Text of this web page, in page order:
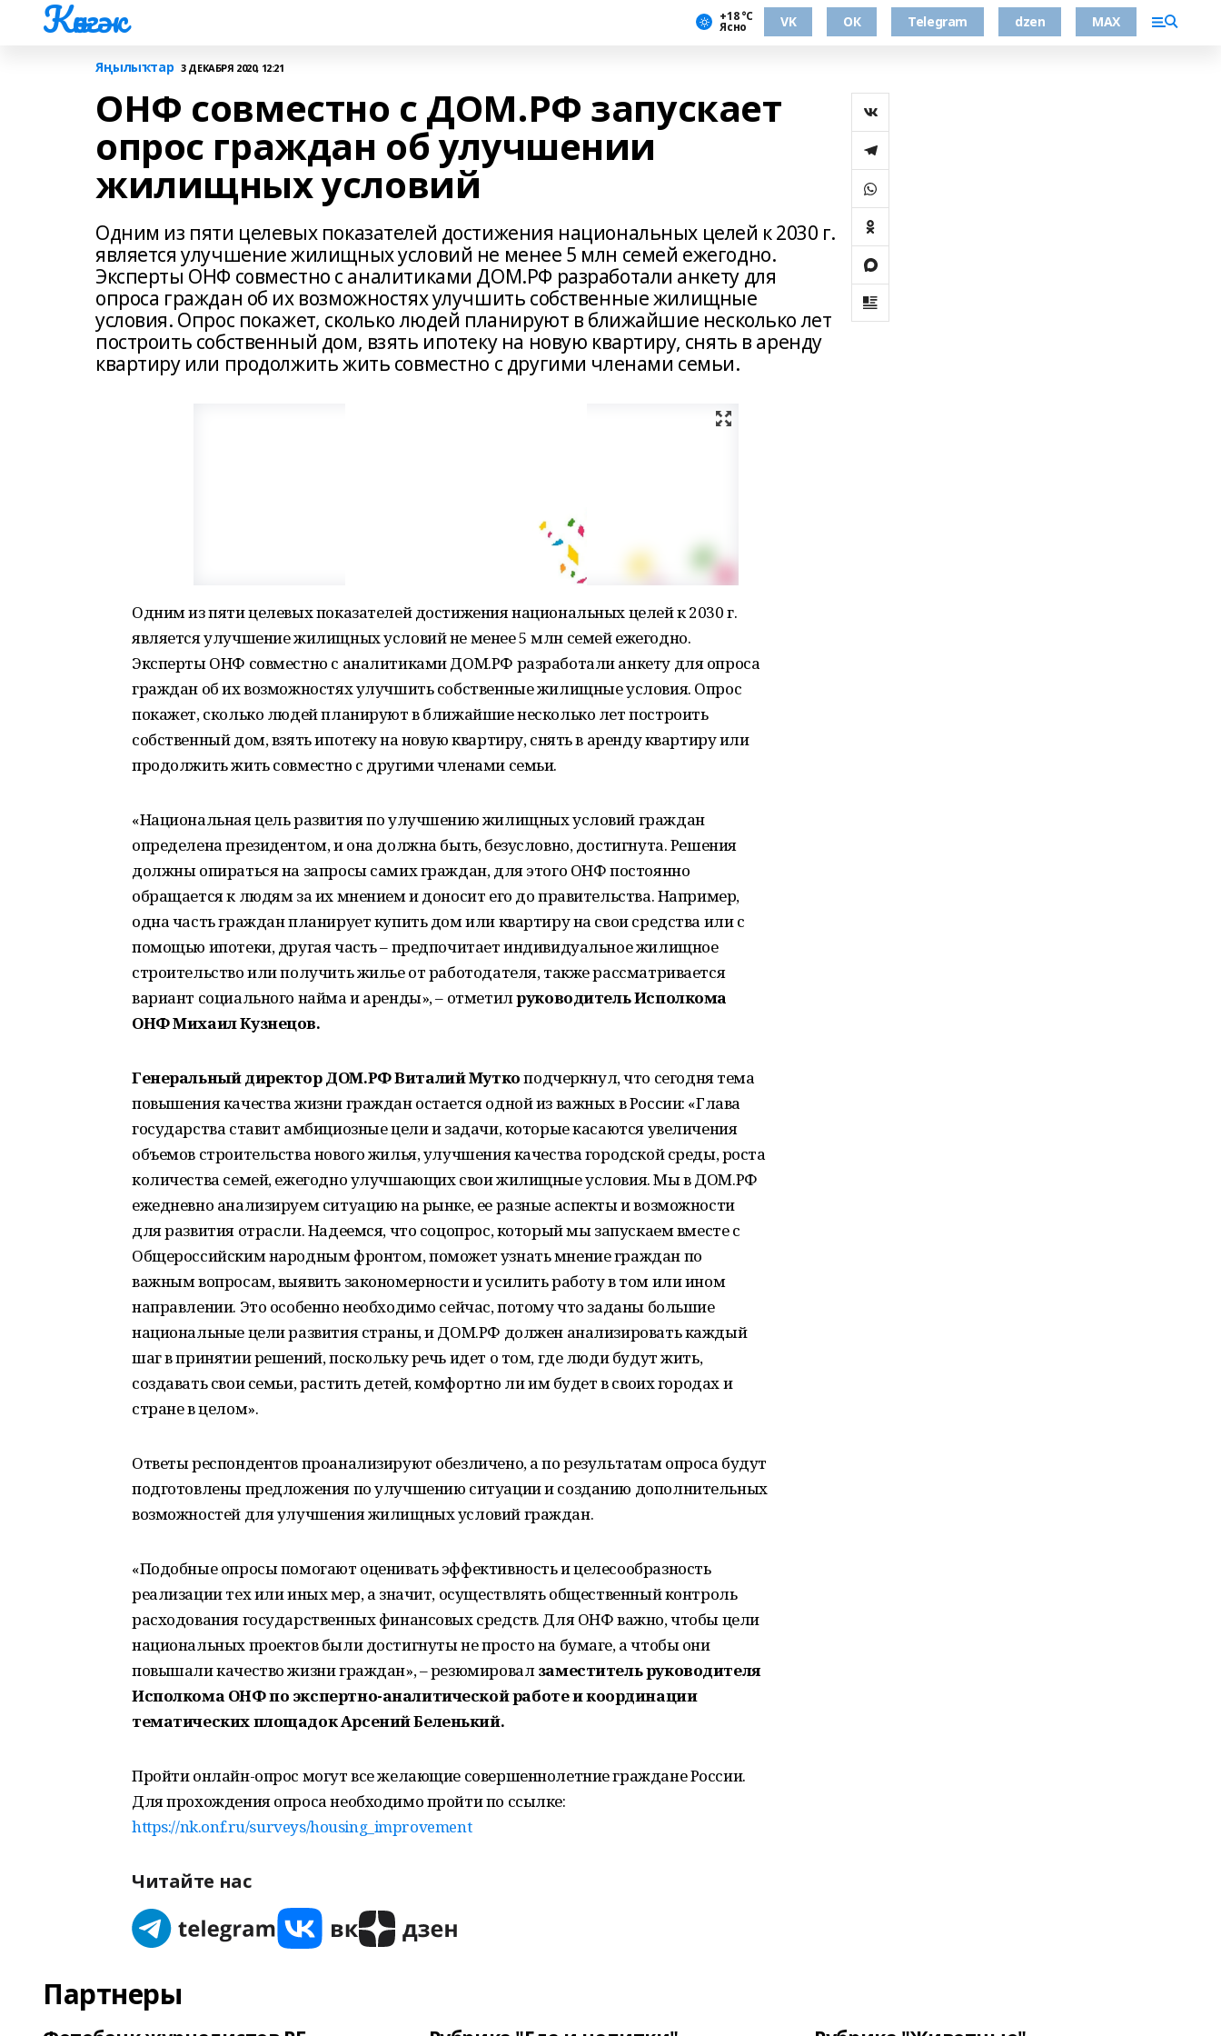
Көнгәк +18 °С
Ясно VK ОК Telegram dzen MAX
Яңылыҡтар 3 ДЕКАБРЯ 2020, 12:21
ОНФ совместно с ДОМ.РФ запускает
опрос граждан об улучшении
жилищных условий
Одним из пяти целевых показателей достижения национальных целей к 2030 г.
является улучшение жилищных условий не менее 5 млн семей ежегодно.
Эксперты ОНФ совместно с аналитиками ДОМ.РФ разработали анкету для
опроса граждан об их возможностях улучшить собственные жилищные
условия. Опрос покажет, сколько людей планируют в ближайшие несколько лет
построить собственный дом, взять ипотеку на новую квартиру, снять в аренду
квартиру или продолжить жить совместно с другими членами семьи.
Одним из пяти целевых показателей достижения национальных целей к 2030 г.
является улучшение жилищных условий не менее 5 млн семей ежегодно.
Эксперты ОНФ совместно с аналитиками ДОМ.РФ разработали анкету для опроса
граждан об их возможностях улучшить собственные жилищные условия. Опрос
покажет, сколько людей планируют в ближайшие несколько лет построить
собственный дом, взять ипотеку на новую квартиру, снять в аренду квартиру или
продолжить жить совместно с другими членами семьи.
«Национальная цель развития по улучшению жилищных условий граждан
определена президентом, и она должна быть, безусловно, достигнута. Решения
должны опираться на запросы самих граждан, для этого ОНФ постоянно
обращается к людям за их мнением и доносит его до правительства. Например,
одна часть граждан планирует купить дом или квартиру на свои средства или с
помощью ипотеки, другая часть – предпочитает индивидуальное жилищное
строительство или получить жилье от работодателя, также рассматривается
вариант социального найма и аренды», – отметилруководитель Исполкома
ОНФ Михаил Кузнецов.
Генеральный директор ДОМ.РФ Виталий Муткоподчеркнул, что сегодня тема
повышения качества жизни граждан остается одной из важных в России: «Глава
государства ставит амбициозные цели и задачи, которые касаются увеличения
объемов строительства нового жилья, улучшения качества городской среды, роста
количества семей, ежегодно улучшающих свои жилищные условия. Мы в ДОМ.РФ
ежедневно анализируем ситуацию на рынке, ее разные аспекты и возможности
для развития отрасли. Надеемся, что соцопрос, который мы запускаем вместе с
Общероссийским народным фронтом, поможет узнать мнение граждан по
важным вопросам, выявить закономерности и усилить работу в том или ином
направлении. Это особенно необходимо сейчас, потому что заданы большие
национальные цели развития страны, и ДОМ.РФ должен анализировать каждый
шаг в принятии решений, поскольку речь идет о том, где люди будут жить,
создавать свои семьи, растить детей, комфортно ли им будет в своих городах и
стране в целом».
Ответы респондентов проанализируют обезличено, а по результатам опроса будут
подготовлены предложения по улучшению ситуации и созданию дополнительных
возможностей для улучшения жилищных условий граждан.
«Подобные опросы помогают оценивать эффективность и целесообразность
реализации тех или иных мер, а значит, осуществлять общественный контроль
расходования государственных финансовых средств. Для ОНФ важно, чтобы цели
национальных проектов были достигнуты не просто на бумаге, а чтобы они
повышали качество жизни граждан», – резюмировалзаместитель руководителя
Исполкома ОНФ по экспертно-аналитической работе и координации
тематических площадок Арсений Беленький.
Пройти онлайн-опрос могут все желающие совершеннолетние граждане России.
Для прохождения опроса необходимо пройти по ссылке:
https://nk.onf.ru/surveys/housing_improvement
Читайте нас
Партнеры